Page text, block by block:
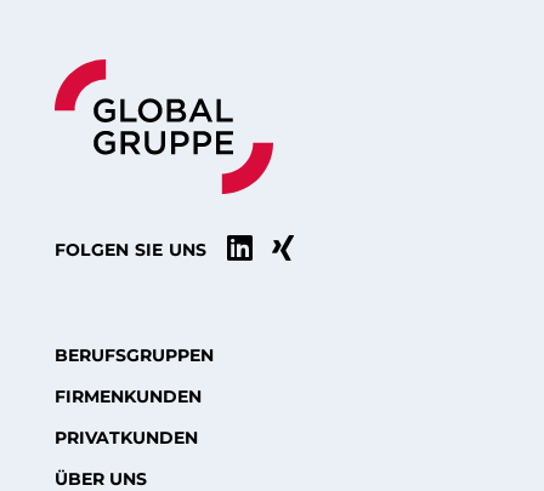
FOLGEN SIE UNS  
BERUFSGRUPPEN
FIRMENKUNDEN
PRIVATKUNDEN
ÜBER UNS